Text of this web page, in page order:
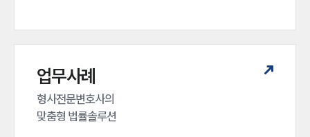
업무사례
형사전문변호사의
맞춤형 법률솔루션